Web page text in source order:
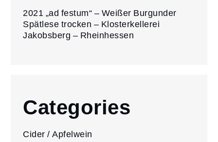
2021 „ad festum“ – Weißer Burgunder
Spätlese trocken – Klosterkellerei
Jakobsberg – Rheinhessen
Categories
Cider / Apfelwein